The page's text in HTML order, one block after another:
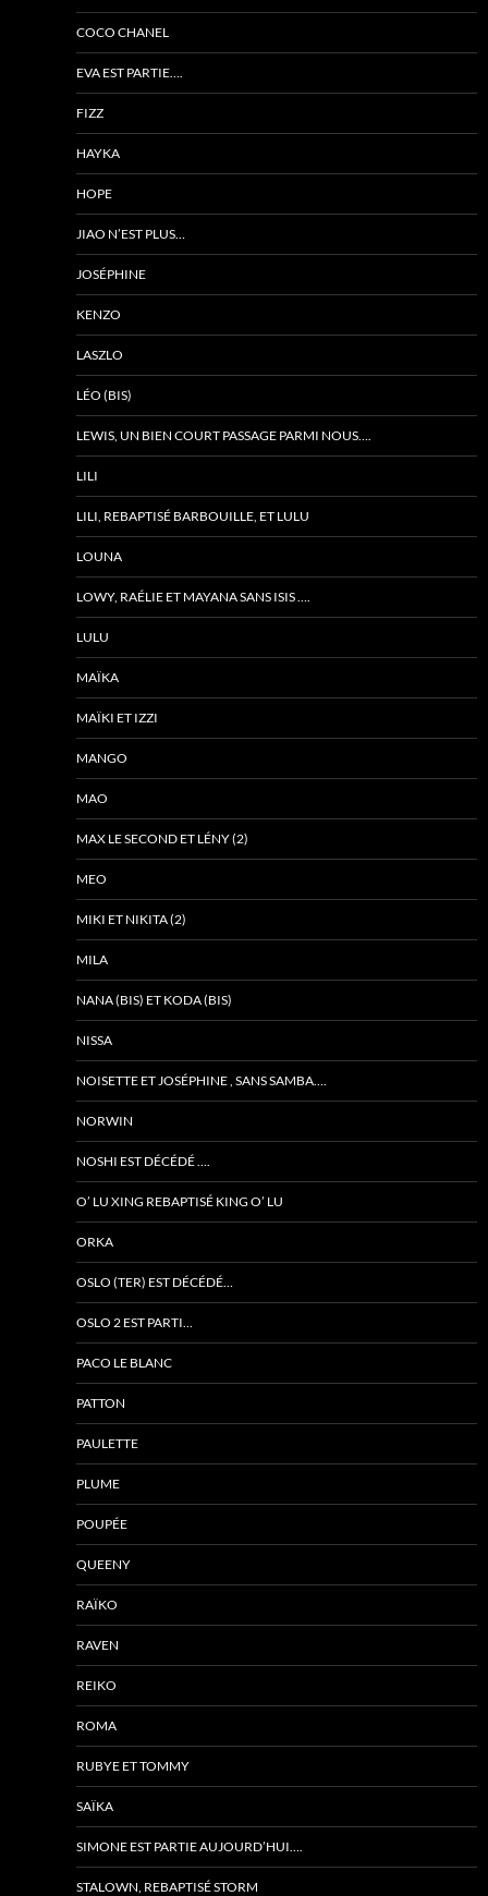
COCO CHANEL
EVA EST PARTIE….
FIZZ
HAYKA
HOPE
JIAO N’EST PLUS…
JOSÉPHINE
KENZO
LASZLO
LÉO (BIS)
LEWIS, UN BIEN COURT PASSAGE PARMI NOUS….
LILI
LILI, REBAPTISÉ BARBOUILLE, ET LULU
LOUNA
LOWY, RAÉLIE ET MAYANA SANS ISIS ….
LULU
MAÏKA
MAÏKI ET IZZI
MANGO
MAO
MAX LE SECOND ET LÉNY (2)
MEO
MIKI ET NIKITA (2)
MILA
NANA (BIS) ET KODA (BIS)
NISSA
NOISETTE ET JOSÉPHINE , SANS SAMBA….
NORWIN
NOSHI EST DÉCÉDÉ ….
O’ LU XING REBAPTISÉ KING O’ LU
ORKA
OSLO (TER) EST DÉCÉDÉ…
OSLO 2 EST PARTI…
PACO LE BLANC
PATTON
PAULETTE
PLUME
POUPÉE
QUEENY
RAÏKO
RAVEN
REIKO
ROMA
RUBYE ET TOMMY
SAÏKA
SIMONE EST PARTIE AUJOURD’HUI….
STALOWN, REBAPTISÉ STORM